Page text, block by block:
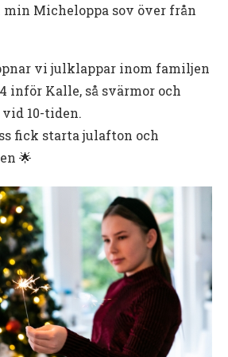
min Micheloppa sov över från
vi julklappar inom familjen
inför Kalle, så svärmor och
10-tiden.
fick starta julafton och
🌟